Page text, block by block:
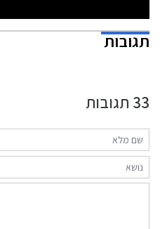
תגובות
33 תגובות